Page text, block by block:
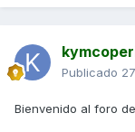
Publicado
Bienvenido al foro